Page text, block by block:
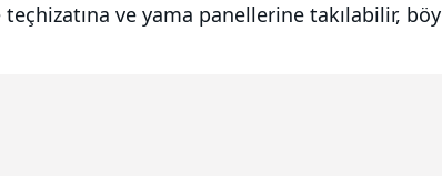
ve yama panellerine takılabilir,